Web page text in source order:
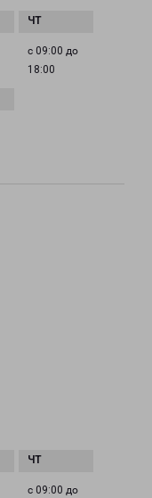
с 09:00 до
18:00
с 09:00 до